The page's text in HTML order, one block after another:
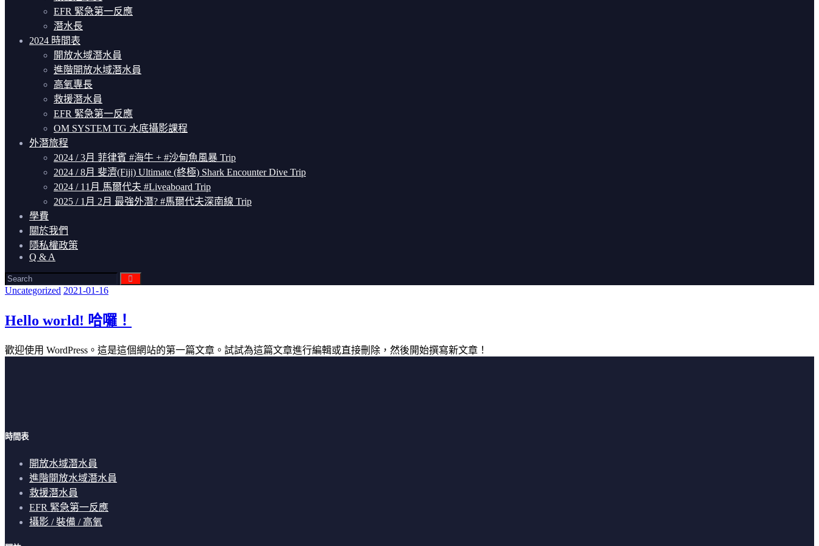
EFR 緊急第一反應
潛水長
2024 時間表
開放水域潛水員
進階開放水域潛水員
高氧專長
救援潛水員
EFR 緊急第一反應
OM SYSTEM TG 水底攝影課程
外潛旅程
2024 / 3月 菲律賓 #海牛 + #沙甸魚風暴 Trip
2024 / 8月 斐濟(Fiji) Ultimate (終極) Shark Encounter Dive Trip
2024 / 11月 馬爾代夫 #Liveaboard Trip
2025 / 1月 2月 最強外潛? #馬爾代夫深南線 Trip
學費
關於我們
隱私權政策
Q & A
Uncategorized 2021-01-16
Hello world! 哈囉！
歡迎使用 WordPress。這是這個網站的第一篇文章。試試為這篇文章進行編輯或直接刪除，然後開始撰寫新文章！
時間表
開放水域潛水員
進階開放水域潛水員
救援潛水員
EFR 緊急第一反應
攝影 / 裝備 / 高氧